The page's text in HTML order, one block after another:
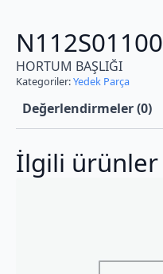
N112S01100
HORTUM BAŞLIĞI
Kategoriler:Yedek Parça
Değerlendirmeler (0)
İlgili ürünler